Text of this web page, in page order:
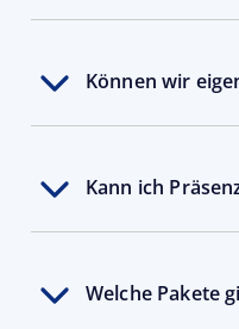
Können wir
Kann ich
Welche Pakete